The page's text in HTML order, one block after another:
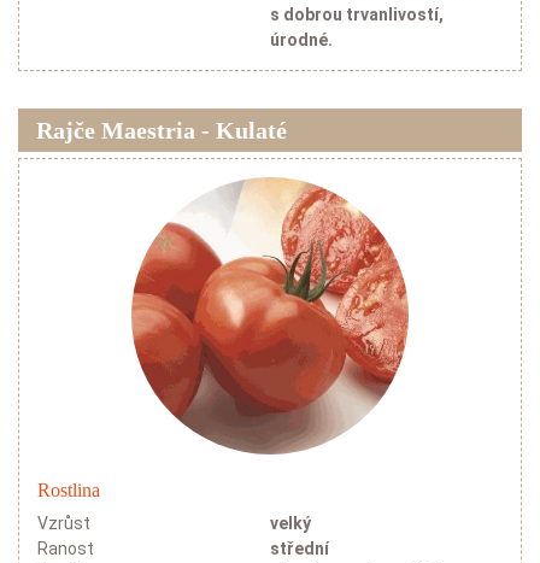
s dobrou trvanlivostí,
úrodné.
Rajče Maestria - Kulaté
Rostlina
Vzrůst
velký
Ranost
střední